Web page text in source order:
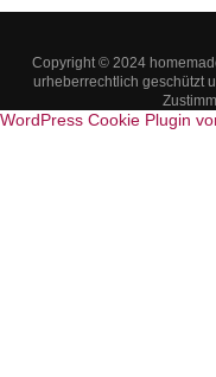
Copyright © 2024
urheberrechtlich geschützt
WordPress Cookie Plugin